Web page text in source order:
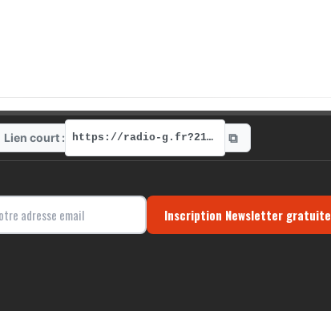
Lien court : https://radio-g.fr?21893 ⧉
Inscription Newsletter gratuite